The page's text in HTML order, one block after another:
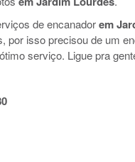
de encanadorem
por isso precisou de um
serviço. Ligue pra